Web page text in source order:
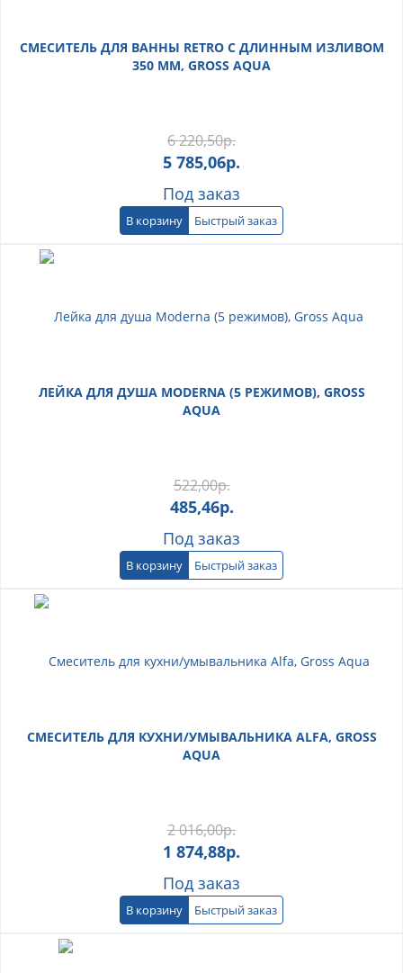
СМЕСИТЕЛЬ ДЛЯ ВАННЫ RETRO С ДЛИННЫМ ИЗЛИВОМ
350 ММ, GROSS AQUA
6 220,50р.
5 785,06р.
Под заказ
В корзину Быстрый заказ
ЛЕЙКА ДЛЯ ДУША MODERNA (5 РЕЖИМОВ), GROSS
AQUA
522,00р.
485,46р.
Под заказ
В корзину Быстрый заказ
СМЕСИТЕЛЬ ДЛЯ КУХНИ/УМЫВАЛЬНИКА ALFA, GROSS
AQUA
2 016,00р.
1 874,88р.
Под заказ
В корзину Быстрый заказ